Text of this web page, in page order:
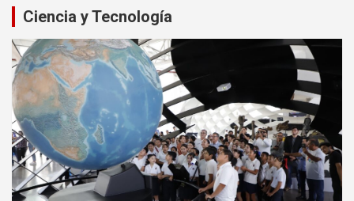
Ciencia y Tecnología